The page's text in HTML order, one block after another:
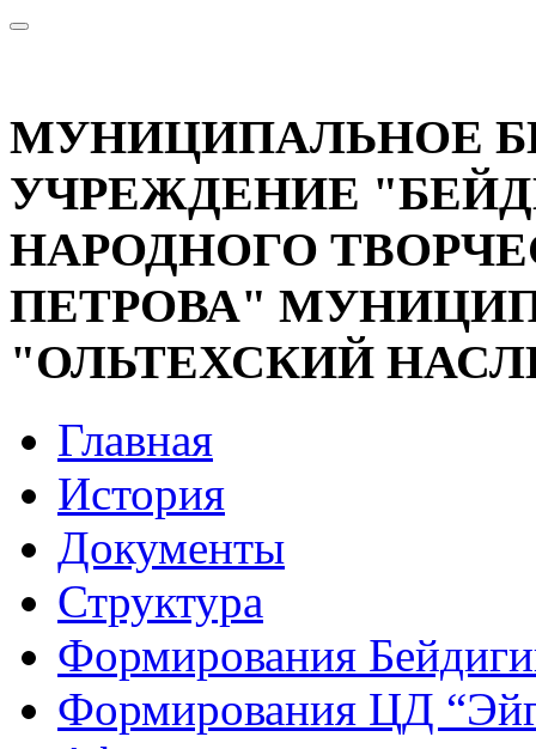
МУНИЦИПАЛЬНОЕ
УЧРЕЖДЕНИЕ
НАРОДНОГО
ПЕТРОВА"
"ОЛЬТЕХСКИЙ
Главная
История
Документы
Структура
Формирования
Формирования ЦД